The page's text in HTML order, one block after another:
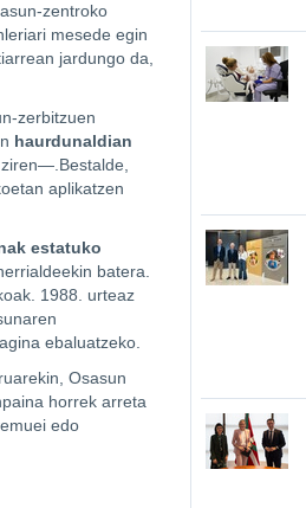
zentroko
mesede egin
jardungo da,
zerbitzuen
haurdunaldian
aplikatzen
estatuko
batera.
1988. urteaz
ebaluatzeko.
Osasun
horrek arreta
edo